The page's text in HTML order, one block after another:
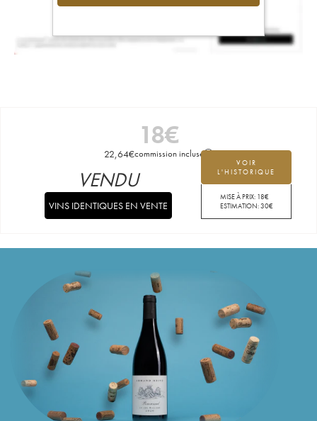
18€
22,64€commission incluse
VOIR
L'HISTORIQUE
MISE À PRIX: 18€
ESTIMATION:30€
VENDU
VINS IDENTIQUES EN VENTE